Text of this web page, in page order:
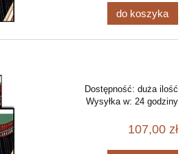
do koszyka
Dostępność: duża ilość
Wysyłka w: 24 godziny
107,00 zł